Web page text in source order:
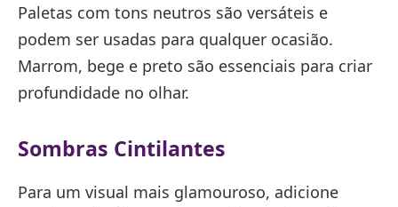
Paletas com tons neutros são versáteis e
podem ser usadas para qualquer ocasião.
Marrom, bege e preto são essenciais para criar
profundidade no olhar.
Sombras Cintilantes
Para um visual mais glamouroso, adicione